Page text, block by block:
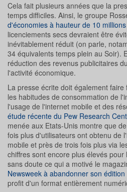
Cela fait plusieurs années que la
temps difficiles. Ainsi, le groupe
d'économies à hauteur de 10
licenciements secs devraient être
inévitablement réduit (on parle,
34 équivalents temps plein au Soir).
réduction des revenus publicitaires
l'activité économique.
La presse écrite doit également
les habitudes de consommation de
l'usage de l'internet mobile et des
étude récente du Pew Research
menée aux Etats-Unis montre que
fois plus d'utilisateurs ont obtenu de
mobile et près de trois fois plus via
chiffres sont encore plus élevés
sans doute ce qui a motivé le
Newsweek à abandonner son
profit d'un format entièrement